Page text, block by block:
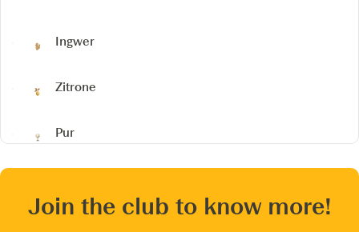
Ingwer
Zitrone
Pur
Join the club to know more!